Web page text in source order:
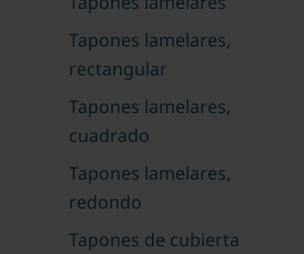
Tapones lamelares,
rectangular
Tapones lamelares,
cuadrado
Tapones lamelares,
redondo
Tapones de cubierta